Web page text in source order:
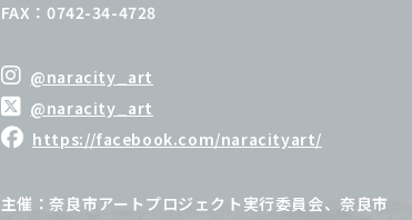
FAX：0742-34-4728
@naracity_art
@naracity_art
https://facebook.com/naracityart/
主催：奈良市アートプロジェクト実行委員会、奈良市